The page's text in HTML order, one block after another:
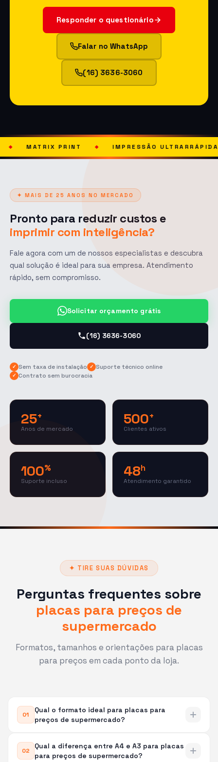
Responder o questionário
Falar no WhatsApp
(16) 3636-3060
◆ IMPRESSÃO ULTRARRÁPIDA ◆
✦ MAIS DE 25 ANOS NO MERCADO
Pronto para reduzir custos e
imprimir com inteligência?
Fale agora com um de nossos especialistas e descubra
qual solução é ideal para sua empresa. Atendimento
rápido, sem compromisso.
Solicitar orçamento grátis
(16) 3636-3060
✓ Sem taxa de instalação ✓ Suporte técnico online
✓ Contrato sem burocracia
25+
Anos de mercado
500+
Clientes ativos
100%
Suporte incluso
48h
Atendimento garantido
✦ TIRE SUAS DÚVIDAS
Perguntas frequentes sobre
placas para preços de
supermercado
Formatos, tamanhos e orientações para placas
para preços em cada ponto da loja.
01
Qual o formato ideal para placas para
preços de supermercado?
O formato mais usado para placas para
02
Qual a diferença entre A4 e A3 para placas
para preços de supermercado?